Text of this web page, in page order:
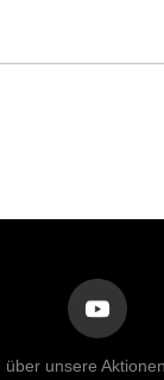
unsere